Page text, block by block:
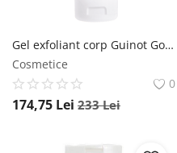
Gel exfoliant corp Guinot Gommage Facile Easy Scrub pentru toate tipurile de piele 300ml Guinot
Cosmetice
0
174,75 Lei 233Lei